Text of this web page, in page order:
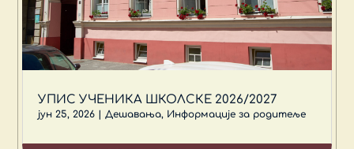
УПИС УЧЕНИКА ШКОЛСКЕ 2026/2027
јун 25, 2026 |Дешавања, Информације за родитеље